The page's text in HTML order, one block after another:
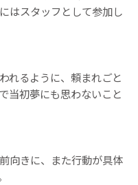
はスタッフとして参加し
れるように、頼まれごと
当初夢にも思わないこと
向きに、また行動が具体